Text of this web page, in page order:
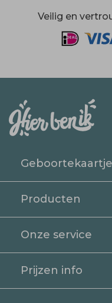
Veilig en
Producten
Onze service
Prijzen info